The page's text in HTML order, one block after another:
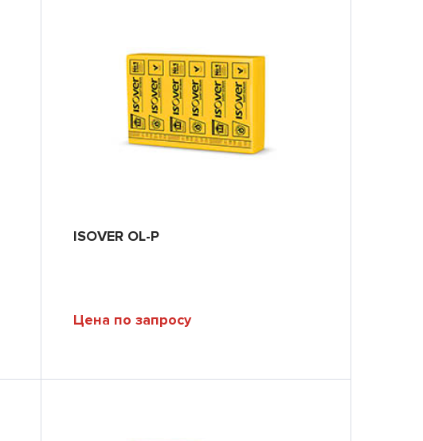
ISOVER OL-P
Цена по запросу